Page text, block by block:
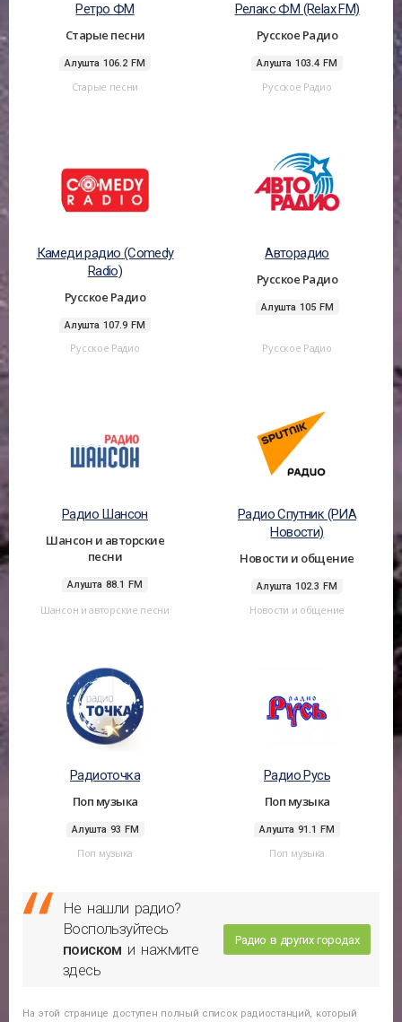
Ретро ФМ
Старые песни
Алушта 106.2 FM
Старые песни
Релакс ФМ (Relax FM)
Русское Радио
Алушта 103.4 FM
Русское Радио
Камеди радио (Comedy
Radio)
Русское Радио
Алушта 107.9 FM
Русское Радио
Авторадио
Русское Радио
Алушта 105 FM
Русское Радио
Радио Шансон
Шансон и авторские
песни
Алушта 88.1 FM
Шансон и авторские песни
Радио Спутник (РИА
Новости)
Новости и общение
Алушта 102.3 FM
Новости и общение
Радиоточка
Поп музыка
Алушта 93 FM
Поп музыка
Радио Русь
Поп музыка
Алушта 91.1 FM
Поп музыка
Не нашли радио?
Воспользуйтесь
поиском и нажмите
здесь
Радио в других городах
На этой странице доступен полный список радиостанций, который